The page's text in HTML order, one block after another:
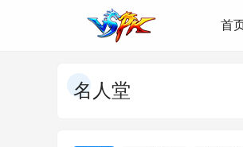
首
名人堂